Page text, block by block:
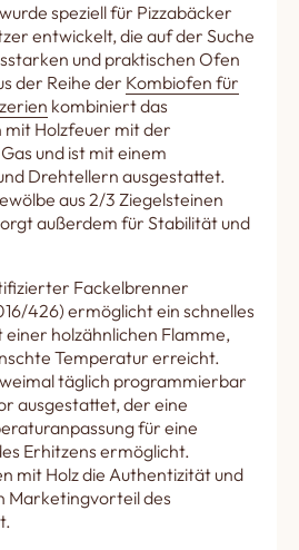
speziell für Pizzabäcker
entwickelt, die auf der Suche
und praktischen Ofen
der Reihe der Kombiofen für
kombiniert das
Holzfeuer mit der
und ist mit einem
Drehtellern ausgestattet.
aus 2/3 Ziegelsteinen
außerdem für Stabilität und
Fackelbrenner
426) ermöglicht ein schnelles
einer holzähnlichen Flamme,
Temperatur erreicht.
täglich programmierbar
ausgestattet, der eine
für eine
Erhitzens ermöglicht.
mit Holz die Authentizität und
Marketingvorteil des